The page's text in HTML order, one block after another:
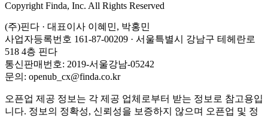
Copyright Finda, Inc. All Rights Reserved
(주)핀다 · 대표이사 이혜민, 박홍민
사업자등록번호 161-87-00209 · 서울특별시 강남구 테헤란로
518 4층 핀다
통신판매번호: 2019-서울강남-05242
문의: openub_cx@finda.co.kr
오픈업 제공 정보는 각 제공 업체로부터 받는 정보로 참고용입
니다. 정보의 정확성, 신뢰성을 보증하지 않으며 오픈업 및 정